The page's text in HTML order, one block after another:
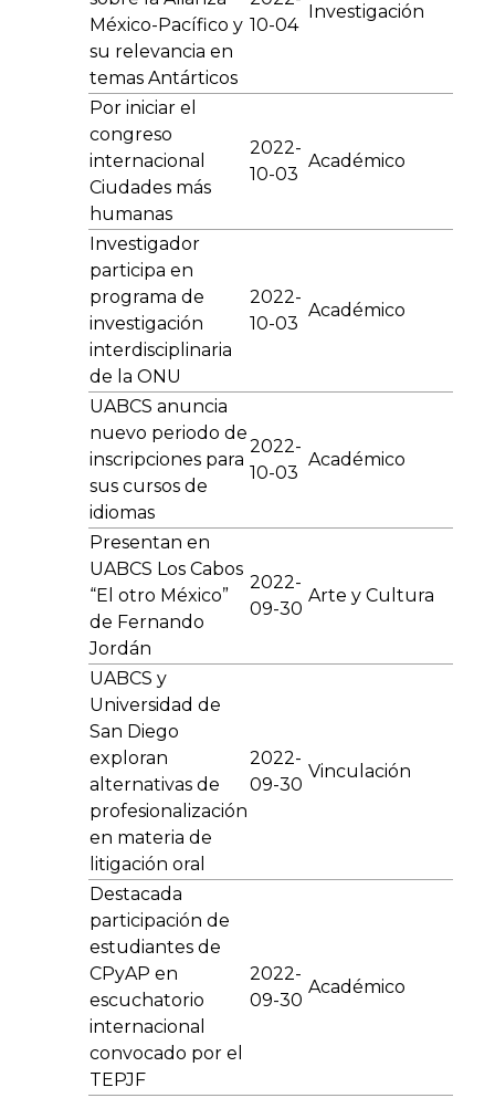
México-Pacífico y
su relevancia en
temas Antárticos
10-04
Investigación
Por iniciar el
congreso
internacional
Ciudades más
humanas
2022-
10-03
Académico
Investigador
participa en
programa de
investigación
interdisciplinaria
de la ONU
2022-
10-03
Académico
UABCS anuncia
nuevo periodo de
inscripciones para
sus cursos de
idiomas
2022-
10-03
Académico
Presentan en
UABCS Los Cabos
“El otro México”
de Fernando
Jordán
2022-
09-30
Arte y Cultura
UABCS y
Universidad de
San Diego
exploran
alternativas de
profesionalización
en materia de
litigación oral
2022-
09-30
Vinculación
Destacada
participación de
estudiantes de
CPyAP en
escuchatorio
internacional
convocado por el
TEPJF
2022-
09-30
Académico